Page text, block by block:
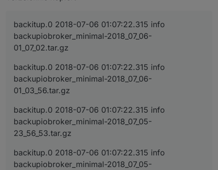
backitup.0 2018-07-06 01:07:22.315 info
backupiobroker_minimal-2018_07_06-
01_07_02.tar.gz
backitup.0 2018-07-06 01:07:22.315 info
backupiobroker_minimal-2018_07_06-
01_03_56.tar.gz
backitup.0 2018-07-06 01:07:22.315 info
backupiobroker_minimal-2018_07_05-
23_56_53.tar.gz
backitup.0 2018-07-06 01:07:22.315 info
backupiobroker_minimal-2018_07_05-